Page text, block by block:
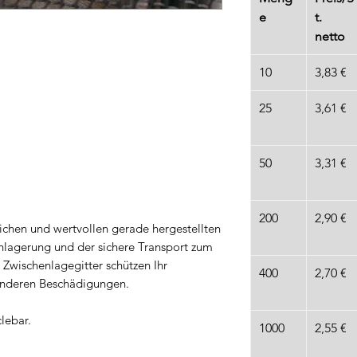
und wertvollen gerade hergestellten
und der sichere Transport zum
schützen Ihr
Beschädigungen.
e
t.
netto
10 3,83 €
25 3,61 €
50 3,31 €
200 2,90 €
400 2,70 €
1000 2,55 €